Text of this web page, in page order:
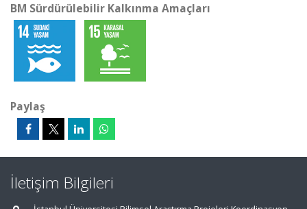
BM Sürdürülebilir Kalkınma Amaçları
Paylaş
İletişim Bilgileri